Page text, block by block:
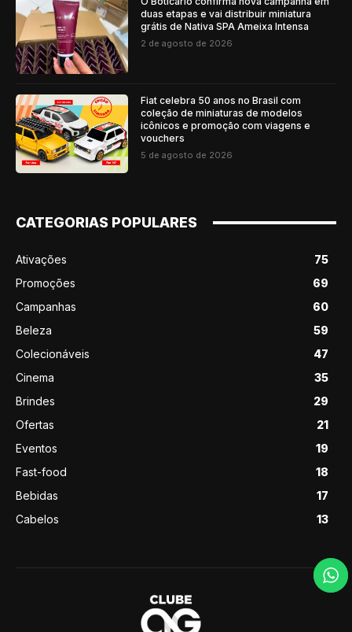
duas etapas e vai distribuir miniatura
grátis de Nativa SPA Ameixa Intensa
2 de agosto de 2026
Fiat celebra 50 anos no Brasil com
coleção de miniaturas de modelos
icônicos e promoção com viagens e
vouchers
5 de agosto de 2026
CATEGORIAS POPULARES
Ativações
75
Promoções
69
Campanhas
60
Beleza
59
Colecionáveis
47
Cinema
35
Brindes
29
Ofertas
21
Eventos
19
Fast-food
18
Bebidas
17
Cabelos
13